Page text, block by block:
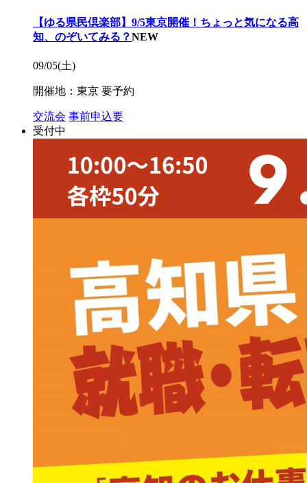
【ゆる県民倶楽部】9/5東京開催！ちょっと気になる高
知、のぞいてみる？NEW
09/05(土)
開催地：東京 要予約
交流会 事前申込要
受付中